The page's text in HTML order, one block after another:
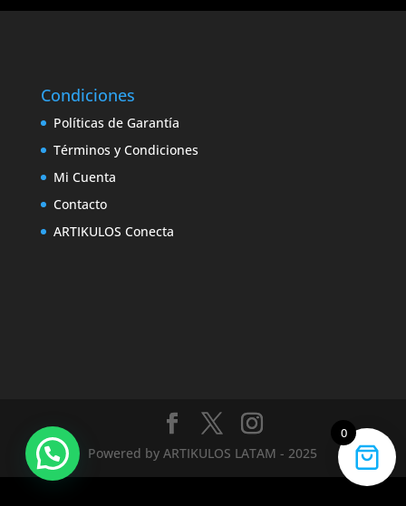
Condiciones
Políticas de Garantía
Términos y Condiciones
Mi Cuenta
Contacto
ARTIKULOS Conecta
Powered by ARTIKULOS LATAM - 2025
0